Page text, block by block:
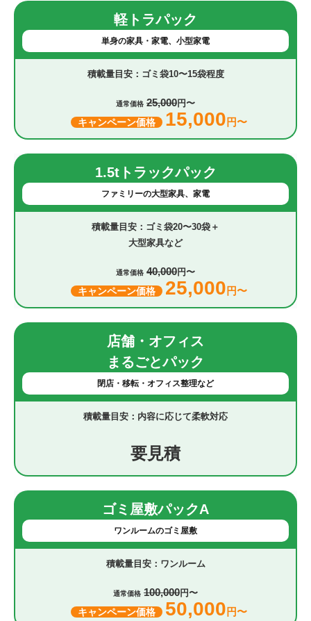
軽トラパック
単身の家具・家電、小型家電
ゴミ袋10〜15袋程度
通常価格 25,000円〜
キャンペーン価格 15,000 円〜
1.5tトラックパック
ファミリーの大型家具、家電
ゴミ袋20〜30袋＋
大型家具など
通常価格 40,000円〜
キャンペーン価格 25,000 円〜
店舗・オフィス
まるごとパック
閉店・移転・オフィス整理など
内容に応じて柔軟対応
要見積
ゴミ屋敷パックA
ワンルームのゴミ屋敷
ワンルーム
通常価格 100,000円〜
キャンペーン価格 50,000 円〜